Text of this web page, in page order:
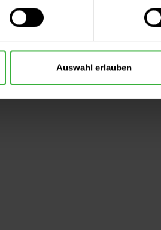
Auswahl erlauben